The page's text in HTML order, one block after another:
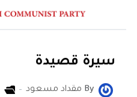
سيرة قصيدة
By مقداد مسعود